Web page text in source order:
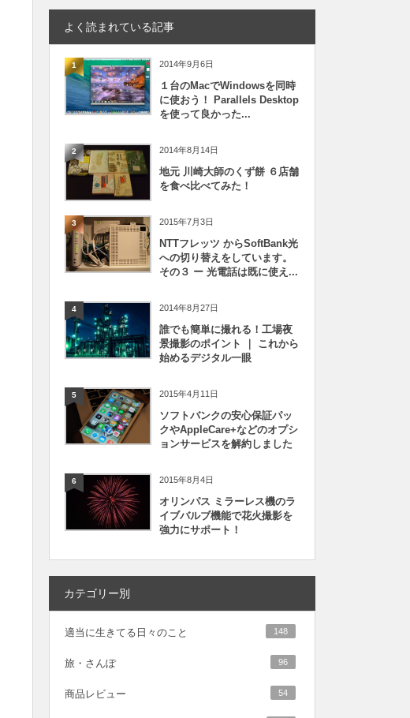
よく読まれている記事
1 2014年9月6日
１台のMacでWindowsを同時
に使おう！ Parallels Desktop
を使って良かった...
2 2014年8月14日
地元 川崎大師のくず餅 ６店舗
を食べ比べてみた！
3 2015年7月3日
NTTフレッツ からSoftBank光
への切り替えをしています。
その３ ー 光電話は既に使え...
4 2014年8月27日
誰でも簡単に撮れる！工場夜
景撮影のポイント ｜ これから
始めるデジタル一眼
5 2015年4月11日
ソフトバンクの安心保証パッ
クやAppleCare+などのオプシ
ョンサービスを解約しました
6 2015年8月4日
オリンパス ミラーレス機のラ
イブバルブ機能で花火撮影を
強力にサポート！
カテゴリー別
適当に生きてる日々のこと 148
旅・さんぽ 96
商品レビュー 54